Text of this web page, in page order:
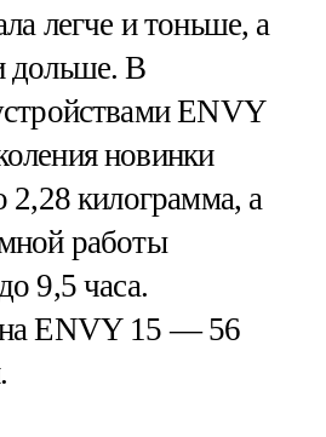
легче и тоньше, а
дольше. В
ENVY
новинки
2,28 килограмма, а
работы
9,5 часа.
ENVY 15 — 56